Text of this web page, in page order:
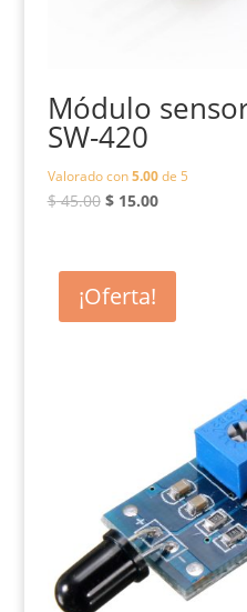
Módulo
SW-420
Valorado con5.00de 5
$45.00 El
era:
$ 45.00.
$15.00El
es:
¡Oferta!